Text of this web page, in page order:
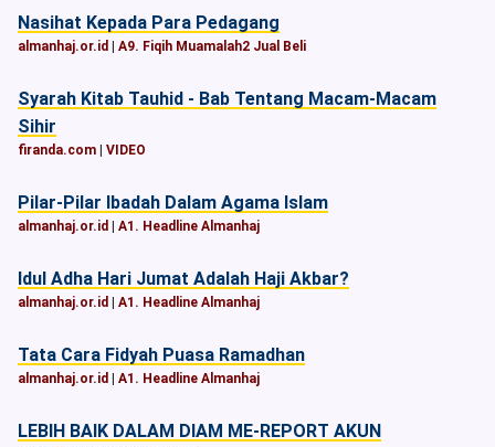
Nasihat Kepada Para Pedagang
almanhaj.or.id A9. Fiqih Muamalah2 Jual Beli
Syarah Kitab Tauhid - Bab Tentang Macam-Macam
Sihir
firanda.com VIDEO
Pilar-Pilar Ibadah Dalam Agama Islam
almanhaj.or.id A1. Headline Almanhaj
Idul Adha Hari Jumat Adalah Haji Akbar?
almanhaj.or.id A1. Headline Almanhaj
Tata Cara Fidyah Puasa Ramadhan
almanhaj.or.id A1. Headline Almanhaj
LEBIH BAIK DALAM DIAM ME-REPORT AKUN